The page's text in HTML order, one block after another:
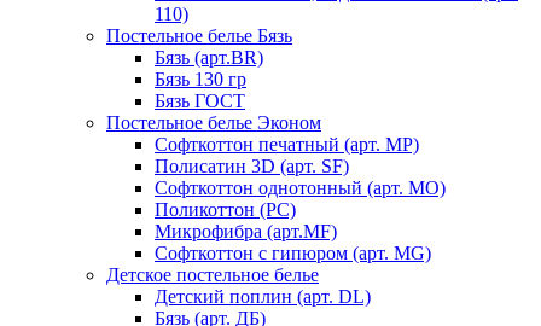
110)
Постельное белье Бязь
Бязь (арт.BR)
Бязь 130 гр
Бязь ГОСТ
Постельное белье Эконом
Софткоттон печатный (арт. MР)
Полисатин 3D (арт. SF)
Софткоттон однотонный (арт. MO)
Поликоттон (PC)
Микрофибра (арт.MF)
Софткоттон с гипюром (арт. MG)
Детское постельное белье
Детский поплин (арт. DL)
Бязь (арт. ДБ)